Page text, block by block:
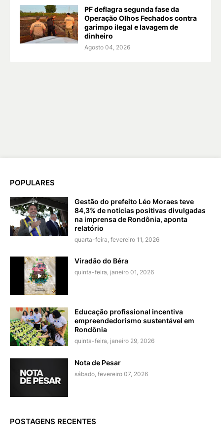
PF deflagra segunda fase da
Operação Olhos Fechados contra
garimpo ilegal e lavagem de
dinheiro
Agosto 04, 2026
POPULARES
Gestão do prefeito Léo Moraes teve
84,3% de notícias positivas divulgadas
na imprensa de Rondônia, aponta
relatório
quarta-feira, fevereiro 11, 2026
Viradão do Béra
quinta-feira, janeiro 01, 2026
Educação profissional incentiva
empreendedorismo sustentável em
Rondônia
quinta-feira, janeiro 29, 2026
Nota de Pesar
sábado, fevereiro 07, 2026
POSTAGENS RECENTES